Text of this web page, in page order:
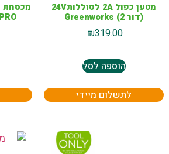
מטען כפול 2A לסוללות24V
(דור 2) Greenworks
₪319.00
הוספה לסל
לתשלום מיידי